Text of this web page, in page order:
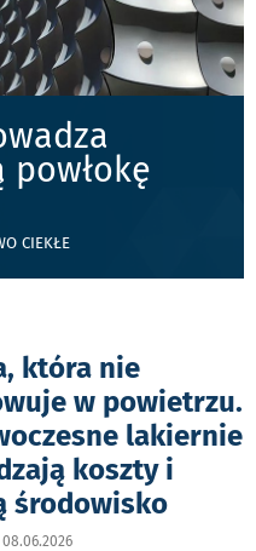
powłokę
CIEKŁE
która nie
w powietrzu.
lakiernie
koszty i
środowisko